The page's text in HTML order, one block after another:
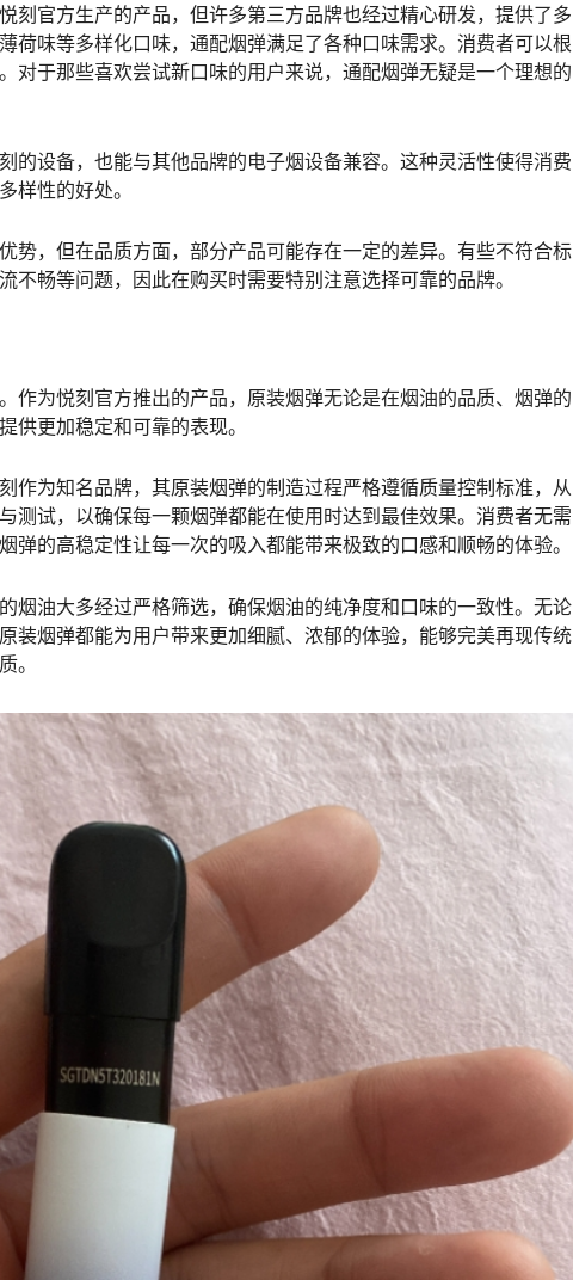
刻官方生产的产品，但许多第三方品牌也经过精心研发，提供了多
荷味等多样化口味，通配烟弹满足了各种口味需求。消费者可以根
对于那些喜欢尝试新口味的用户来说，通配烟弹无疑是一个理想的
的设备，也能与其他品牌的电子烟设备兼容。这种灵活性使得消费
样性的好处。
势，但在品质方面，部分产品可能存在一定的差异。有些不符合标
畅等问题，因此在购买时需要特别注意选择可靠的品牌。
作为悦刻官方推出的产品，原装烟弹无论是在烟油的品质、烟弹的
供更加稳定和可靠的表现。
作为知名品牌，其原装烟弹的制造过程严格遵循质量控制标准，从
测试，以确保每一颗烟弹都能在使用时达到最佳效果。消费者无需
的高稳定性让每一次的吸入都能带来极致的口感和顺畅的体验。
烟油大多经过严格筛选，确保烟油的纯净度和口味的一致性。无论
装烟弹都能为用户带来更加细腻、浓郁的体验，能够完美再现传统
。